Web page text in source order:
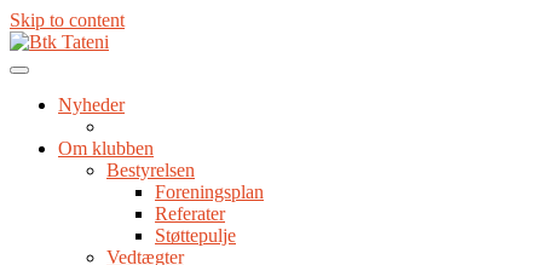
Skip to content
Nyheder
Om klubben
Bestyrelsen
Foreningsplan
Referater
Støttepulje
Vedtægter